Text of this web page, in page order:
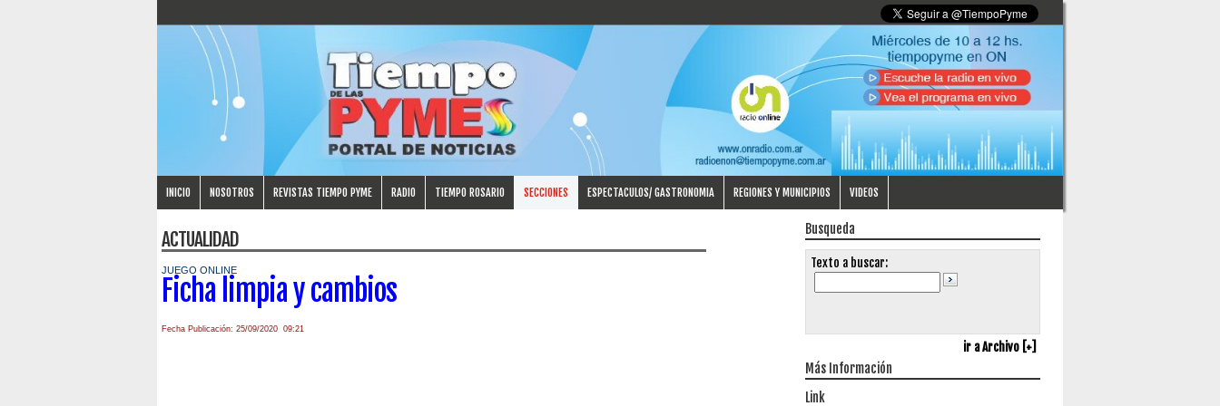
INICIO NOSOTROS REVISTAS TIEMPO PYME RADIO TIEMPO ROSARIO SECCIONES ESPECTACULOS/ GASTRONOMIA REGIONES Y MUNICIPIOS VIDEOS
ACTUALIDAD
JUEGO ONLINE
Ficha limpia y cambios
Fecha Publicación: 25/09/2020 09:21
Busqueda
Texto a buscar:
ir a Archivo [+]
Más Información
Link